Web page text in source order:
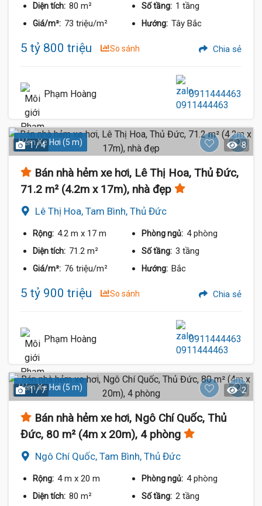
Diện tích: 80 m² Số tầng: 1 tầng
Giá/m²: 73 triệu/m² Hướng: Tây Bắc
5 tỷ 800 triệu So sánh Chia sẻ
Phạm Hoàng 0911444463
Hẻm Xe Hơi (5 m)
1 / 4 8
Bán nhà hẻm xe hơi, Lê Thị Hoa, Thủ Đức,
71.2 m² (4.2m x 17m), nhà đẹp
Lê Thị Hoa, Tam Bình, Thủ Đức
Rộng: 4.2 m x 17 m Phòng ngủ: 4 phòng
Diện tích: 71.2 m² Số tầng: 3 tầng
Giá/m²: 76 triệu/m² Hướng: Bắc
5 tỷ 900 triệu So sánh Chia sẻ
Phạm Hoàng 0911444463
Hẻm Xe Hơi (5 m)
1 / 7 2
Bán nhà hẻm xe hơi, Ngô Chí Quốc, Thủ
Đức, 80 m² (4m x 20m), 4 phòng
Ngô Chí Quốc, Tam Bình, Thủ Đức
Rộng: 4 m x 20 m Phòng ngủ: 4 phòng
Diện tích: 80 m² Số tầng: 2 tầng